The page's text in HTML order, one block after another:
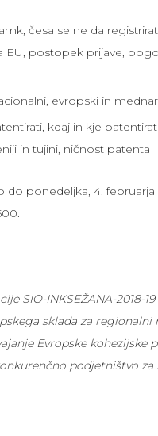
česa se ne da
EU, postopek prijave,
evropski in
kdaj in kje
in tujini, ničnost patenta
ponedeljka, 4. februarja
SIO-INKSEŽANA-2018-
sklada za regionalni
Evropske kohezijske
podjetništvo za